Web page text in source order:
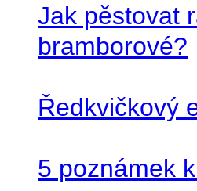
Jak pěstovat
bramborové?
Ředkvičkový
5 poznámek